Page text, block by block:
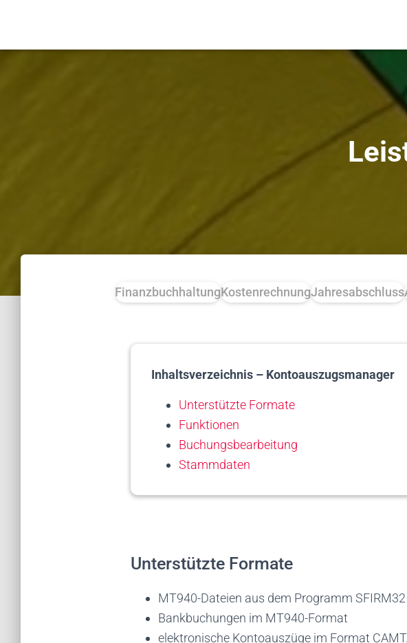
FinanzbuchhaltungKostenrechnungJahresabschluss
Inhaltsverzeichnis – Kontoauszugsmanager
Unterstützte Formate
Funktionen
Buchungsbearbeitung
Stammdaten
Unterstützte Formate
MT940-Dateien aus dem Programm SFIRM32
Bankbuchungen im MT940-Format
elektronische Kontoauszüge im Format